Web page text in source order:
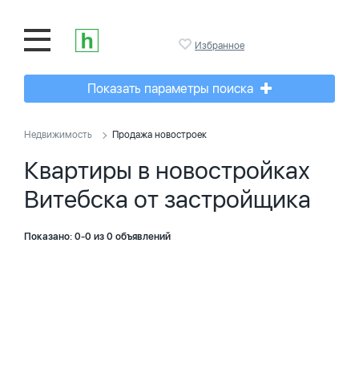
Избранное
Показать параметры поиска
Недвижимость Продажа новостроек
Квартиры в новостройках
Витебска от застройщика
Показано: 0-0 из 0 объявлений